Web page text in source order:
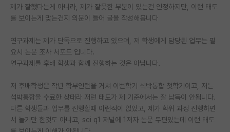
재팬라운지 🌸
제가 잘했다는게 아니라, 제가 잘못한 부분이 있는건 인정하지만, 이런 태도
를 보이는게 맞는건지 의문이 들어 글을 작성해봅니다
연구과제는 제가 단독으로 진행하고 있으며, 저 학생에게 담당된 업무는 필
요시 논문 조사 서포트 입니다.
연구과제를 후배 학생과 함께 진행하는 것은 아닙니다.
저 후배학생은 작년 학부인턴을 거쳐 이번학기 석박통합 첫학기이고, 저는
석박통합을 수료한 상태라 저런 태도가 제 기준에서는 잘 납득이 안됩니다.
다른 학생들과 업무를 진행할때 이런적이 없었고, 제가 학위 과정 진행하면
서 놀기만 한것도 아니고, sci q1 저널에 1저자 논문 두편있는데 이런 태도